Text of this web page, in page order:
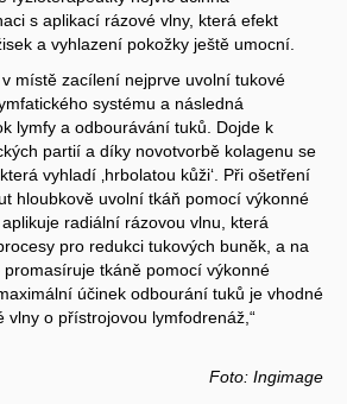
s aplikací rázové vlny, která efekt
a vyhlazení pokožky ještě umocní.
v místě zacílení nejprve uvolní tukové
systému a následná
lymfy a odbourávání tuků. Dojde k
partií a díky novotvorbě kolagenu se
vyhladí ‚hrbolatou kůži‘. Při ošetření
hloubkově uvolní tkáň pomocí výkonné
radiální rázovou vlnu, která
pro redukci tukových buněk, a na
tkáně pomocí výkonné
účinek odbourání tuků je vhodné
vlny o přístrojovou lymfodrenáž,“
Foto: Ingimage